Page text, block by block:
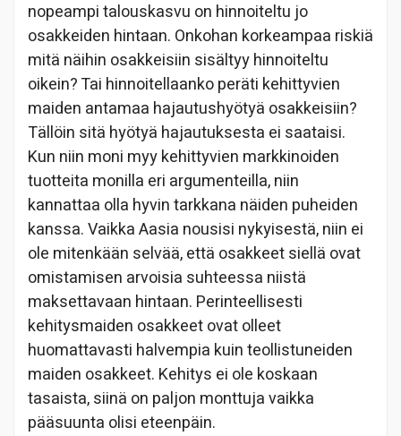
nopeampi talouskasvu on hinnoiteltu jo
osakkeiden hintaan. Onkohan korkeampaa riskiä
mitä näihin osakkeisiin sisältyy hinnoiteltu
oikein? Tai hinnoitellaanko peräti kehittyvien
maiden antamaa hajautushyötyä osakkeisiin?
Tällöin sitä hyötyä hajautuksesta ei saataisi.
Kun niin moni myy kehittyvien markkinoiden
tuotteita monilla eri argumenteilla, niin
kannattaa olla hyvin tarkkana näiden puheiden
kanssa. Vaikka Aasia nousisi nykyisestä, niin ei
ole mitenkään selvää, että osakkeet siellä ovat
omistamisen arvoisia suhteessa niistä
maksettavaan hintaan. Perinteellisesti
kehitysmaiden osakkeet ovat olleet
huomattavasti halvempia kuin teollistuneiden
maiden osakkeet. Kehitys ei ole koskaan
tasaista, siinä on paljon monttuja vaikka
pääsuunta olisi eteenpäin.